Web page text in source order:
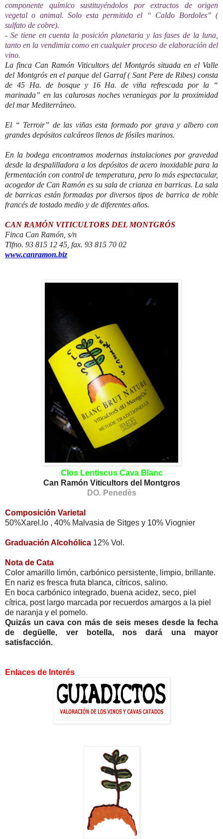
componente químico sustituyéndolos por extractos de origen
vegetal o animal. Solo esta permitido el “ Caldo Bordoles” (
sulfato de cobre).
- Se tiene en cuenta la posición planetaria y las fases de la luna,
tanto en la vendimia como en cualquier proceso de elaboración del
vino.
La finca Can Ramón Viticultors del Montgrós situada en el Valle
del Montgrós en el parque del Garraf ( Sant Pere de Ribes) consta
de 45 Ha. de bosque y 16 Ha. de viña refrescada por la “
marinada” en las calurosas noches veraniegas por la proximidad
del mar Mediterráneo.
El “ Terroir” de las viñas esta formado por grava y albero con
grandes depósitos calcáreos llenos de fósiles marinos.
En la bodega encontramos modernas instalaciones por gravedad
desde la despalilladora a los depósitos de acero inoxidable para la
fermentación con control de temperatura, pero lo más espectacular,
acogedor de Can Ramón es su sala de crianza en barricas. La sala
de barricas están formadas por diversos tipos de barrica de roble
francés de tostado medio y de diferentes años.
CAN RAMÓN VITICULTORS DEL MONTGRÓS
Finca Can Ramón, s/n
Tlfno. 93 815 12 45, fax. 93 815 70 02
www.canramon.biz
Clos Lentiscus Cava Blanc
Can Ramón Viticultors del Montgros
DO. Penedès
Composición Varietal
50%Xarel.lo , 40% Malvasia de Sitges y 10% Viognier
Graduación Alcohólica 12% Vol.
Nota de Cata
Color amarillo limón, carbónico persistente, limpio, brillante.
En nariz es fresca fruta blanca, cítricos, salino.
En boca carbónico integrado, buena acidez, seco, piel
cítrica, post largo marcada por recuerdos amargos a la piel
de naranja y el pomelo.
Quizás un cava con más de seis meses desde la fecha
de degüelle, ver botella, nos dará una mayor
satisfacción.
Enlaces de Interés